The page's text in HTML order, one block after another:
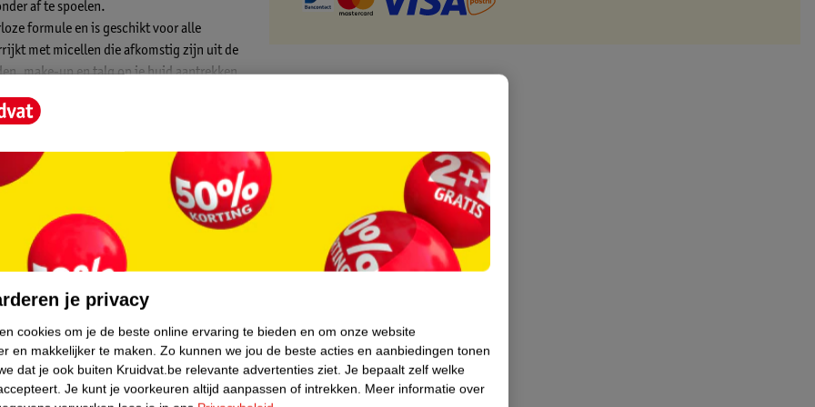
af te spoelen.
formule en is geschikt voor alle
met micellen die afkomstig zijn uit de
make-up en talg op je huid aantrekken
gebruikt:
aan op je ogen.
over je wimpers te bewegen.
Herhaal dit totdat je oogleden en
je privacy
cookies om je de beste online ervaring te bieden en om onze website
en makkelijker te maken. Zo kunnen we jou de beste acties en aanbiedingen tonen
dat je ook buiten Kruidvat.be relevante advertenties ziet. Je bepaalt zelf welke
Je kunt je voorkeuren altijd aanpassen of intrekken. Meer informatie over